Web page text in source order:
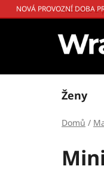
Přejít
na
NOVÁ PROVOZNÍ DOBA
Kontakt a
Ženy
Domů /